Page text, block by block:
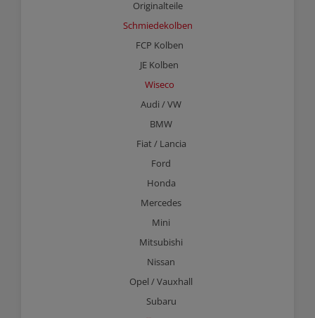
Originalteile
Schmiedekolben
FCP Kolben
JE Kolben
Wiseco
Audi / VW
BMW
Fiat / Lancia
Ford
Honda
Mercedes
Mini
Mitsubishi
Nissan
Opel / Vauxhall
Subaru